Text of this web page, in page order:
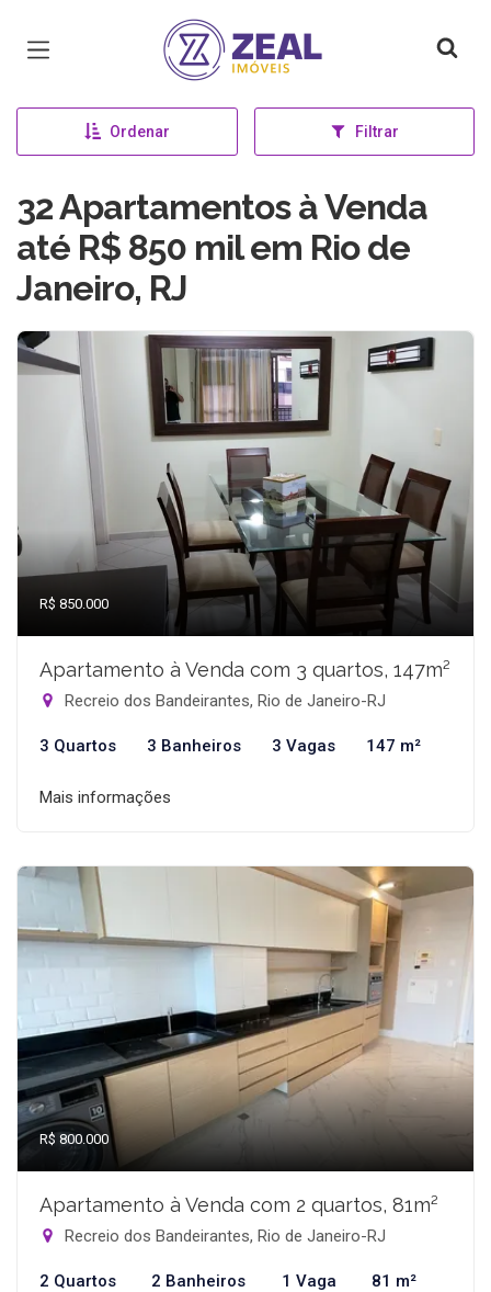
Página inicial
Ordenar Filtrar
32 Apartamentos à Venda
até R$ 850 mil em Rio de
Janeiro, RJ
R$ 850.000
Apartamento à Venda com 3 quartos, 147m²
Recreio dos Bandeirantes, Rio de Janeiro-RJ
3 Quartos 3 Banheiros 3 Vagas 147 m²
Mais informações
R$ 800.000
Apartamento à Venda com 2 quartos, 81m²
Recreio dos Bandeirantes, Rio de Janeiro-RJ
2 Quartos 2 Banheiros 1 Vaga 81 m²